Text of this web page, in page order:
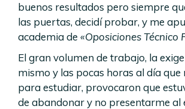
buenos resultados pero siempre
las puertas, decidí probar, y me
academia de «Oposiciones Técnico
El gran volumen de trabajo, la
mismo y las pocas horas al día
para estudiar, provocaron que
de abandonar y no presentarme al